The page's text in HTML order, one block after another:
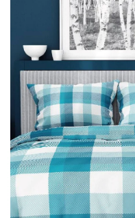
5
hvězdiček.